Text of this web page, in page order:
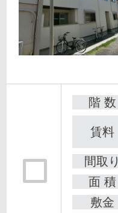
階 数
賃料
間取り
面 積
敷金